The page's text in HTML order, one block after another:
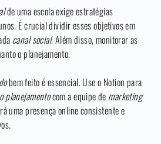
de uma escola exige estratégias
É crucial dividir esses objetivos em
canal social. Além disso, monitorar as
o planejamento.
bem feito é essencial. Use o Notion para
planejamentocom a equipe de marketing
uma presença online consistente e